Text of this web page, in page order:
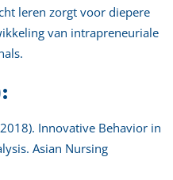
leren zorgt voor diepere
van intrapreneuriale
Innovative Behavior in
Asian Nursing